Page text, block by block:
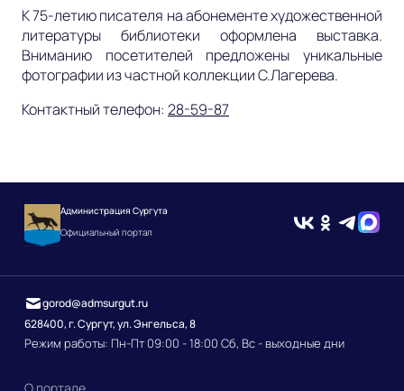
К 75-летию писателя на абонементе художественной
литературы библиотеки оформлена выставка.
Вниманию посетителей предложены уникальные
фотографии из частной коллекции С.Лагерева.
Контактный телефон: 28-59-87
Администрация Сургута
Официальный портал
628400, г. Сургут, ул. Энгельса, 8
Режим работы: Пн-Пт 09:00 - 18:00 Сб, Вс - выходные дни
gorod@admsurgut.ru